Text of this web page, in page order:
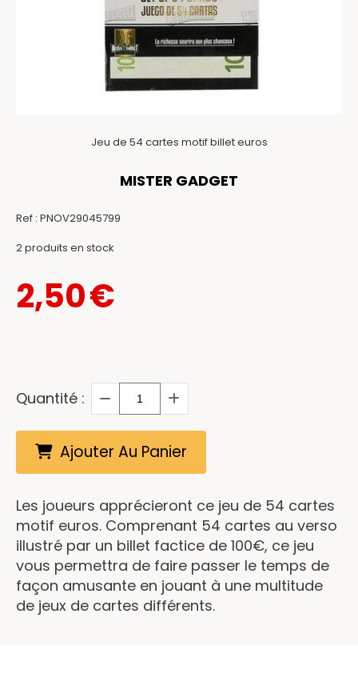
Jeu de 54 cartes motif billet euros
MISTER GADGET
Ref : PNOV29045799
2,50€
2produits en stock
Quantité :
Ajouter Au Panier
Les joueurs apprécieront ce jeu de 54 cartes
motif euros. Comprenant 54 cartes au verso
illustré par un billet factice de 100€, ce jeu
vous permettra de faire passer le temps de
façon amusante en jouant à une multitude
de jeux de cartes différents.